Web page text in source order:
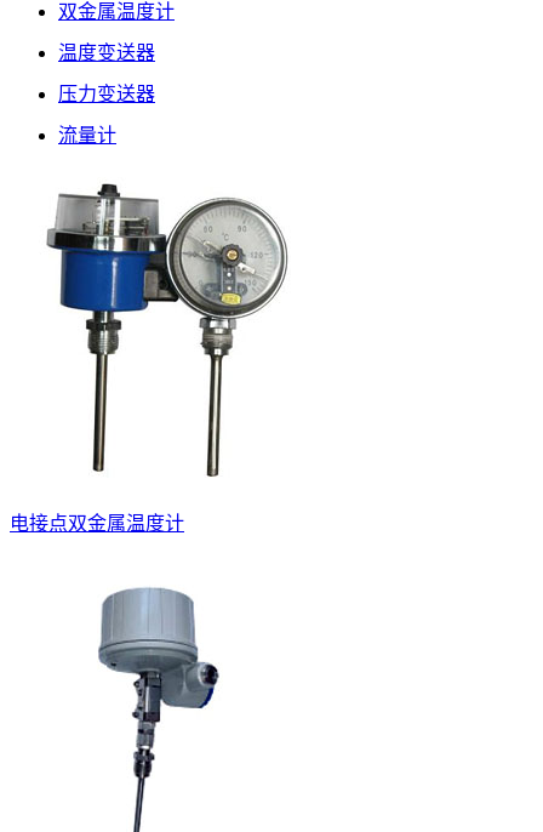
双金属温度计
温度变送器
压力变送器
流量计
电接点双金属温度计